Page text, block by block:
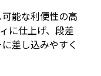
能な利便性の高
に仕上げ、段差
差し込みやすく